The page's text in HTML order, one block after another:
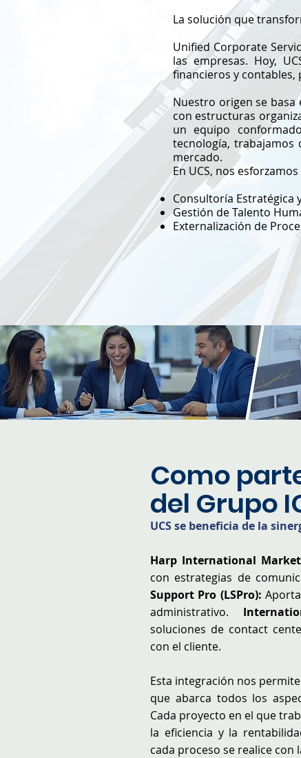
La solución que
Unified Corporate
las empresas. Hoy,
financieros y
Nuestro origen se
con estructuras
un equipo
tecnología, trabajamos
mercado.
En UCS, nos
Consultoría Estratégica
Gestión de Talento
Externalización de
Como
del Grupo
UCS se beneficia de la
Harp International
con estrategias de
Support Pro (LSPro):
administrativo.
soluciones de contact
con el cliente.
Esta integración nos
que abarca todos los
Cada proyecto en el que
la eficiencia y la
cada proceso se realice con